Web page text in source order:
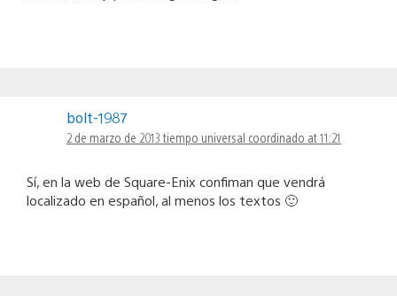
bolt-1987
2 de marzo de 2013 tiempo universal coordinado at 11:21
Sí, en la web de Square-Enix confiman que vendrá
localizado en español, al menos los textos 🙂